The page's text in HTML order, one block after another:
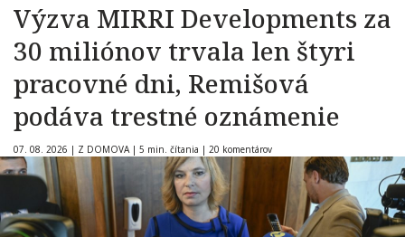
Výzva MIRRI Developments za
30 miliónov trvala len štyri
pracovné dni, Remišová
podáva trestné oznámenie
07. 08. 2026 | Z DOMOVA | 5 min. čítania | 20 komentárov